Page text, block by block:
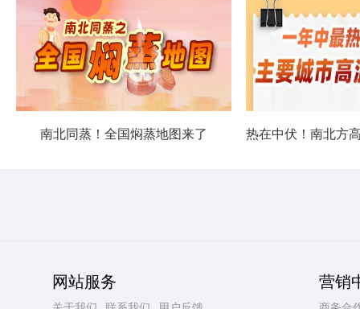
南北同蒸！全国焖蒸地图来了
网站服务 营销